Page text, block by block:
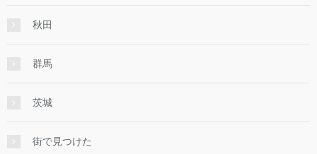
秋田
群馬
茨城
街で見つけた